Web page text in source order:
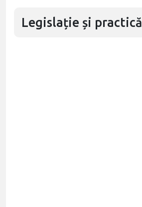
Legislație și practică